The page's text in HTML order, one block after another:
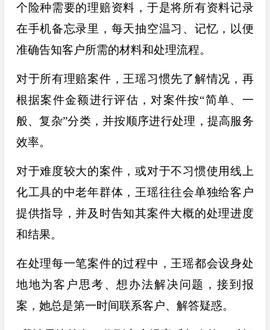
个险种需要的理赔资料，于是将所有资料记录
在手机备忘录里，每天抽空温习、记忆，以便
准确告知客户所需的材料和处理流程。
对于所有理赔案件，王瑶习惯先了解情况，再
根据案件金额进行评估，对案件按“简单、一
般、复杂”分类，并按顺序进行处理，提高服务
效率。
对于难度较大的案件，或对于不习惯使用线上
化工具的中老年群体，王瑶往往会单独给客户
提供指导，并及时告知其案件大概的处理进度
和结果。
在处理每一笔案件的过程中，王瑶都会设身处
地地为客户思考、想办法解决问题，接到报
案，她总是第一时间联系客户、解答疑惑。